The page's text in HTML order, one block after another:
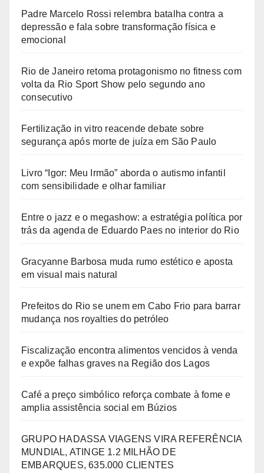
Padre Marcelo Rossi relembra batalha contra a
depressão e fala sobre transformação física e
emocional
Rio de Janeiro retoma protagonismo no fitness com
volta da Rio Sport Show pelo segundo ano
consecutivo
Fertilização in vitro reacende debate sobre
segurança após morte de juíza em São Paulo
Livro “Igor: Meu Irmão” aborda o autismo infantil
com sensibilidade e olhar familiar
Entre o jazz e o megashow: a estratégia política por
trás da agenda de Eduardo Paes no interior do Rio
Gracyanne Barbosa muda rumo estético e aposta
em visual mais natural
Prefeitos do Rio se unem em Cabo Frio para barrar
mudança nos royalties do petróleo
Fiscalização encontra alimentos vencidos à venda
e expõe falhas graves na Região dos Lagos
Café a preço simbólico reforça combate à fome e
amplia assistência social em Búzios
GRUPO HADASSA VIAGENS VIRA REFERÊNCIA
MUNDIAL, ATINGE 1.2 MILHÃO DE
EMBARQUES, 635.000 CLIENTES